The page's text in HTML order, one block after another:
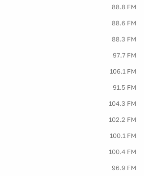
88.8 FM
88.6 FM
88.3 FM
97.7 FM
106.1 FM
91.5 FM
104.3 FM
102.2 FM
100.1 FM
100.4 FM
96.9 FM